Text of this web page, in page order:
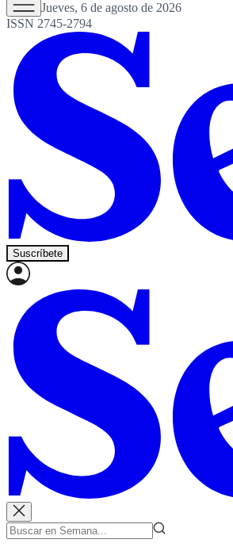
Jueves, 6 de agosto de 2026
ISSN 2745-2794
Suscríbete